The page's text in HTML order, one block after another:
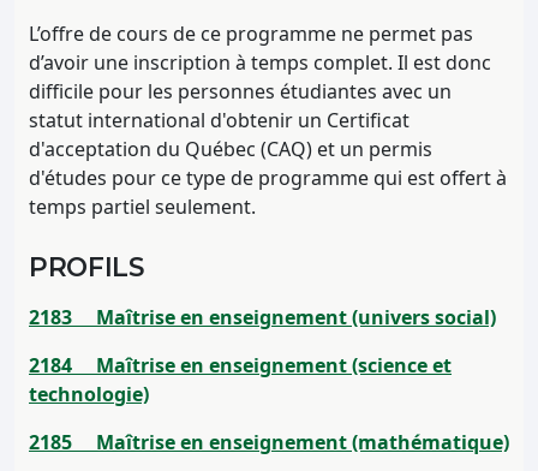
L’offre de cours de ce programme ne permet pas
d’avoir une inscription à temps complet. Il est donc
difficile pour les personnes étudiantes avec un
statut international d'obtenir un Certificat
d'acceptation du Québec (CAQ) et un permis
d'études pour ce type de programme qui est offert à
temps partiel seulement.
PROFILS
2183 Maîtrise en enseignement (univers social)
2184 Maîtrise en enseignement (science et
technologie)
2185 Maîtrise en enseignement (mathématique)